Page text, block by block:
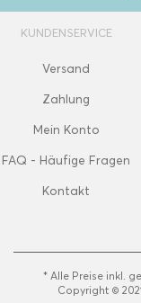
KUNDENSERVICE
Versand
Zahlung
Mein Konto
FAQ - Häufige Fragen
Kontakt
* Alle Preise inkl.
Copyright ©